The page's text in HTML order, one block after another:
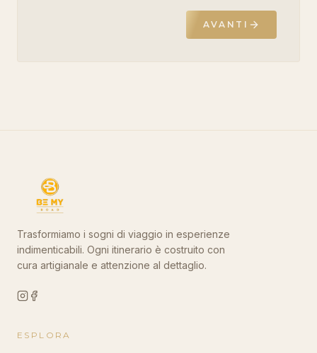
AVANTI
Trasformiamo i sogni di viaggio in esperienze
indimenticabili. Ogni itinerario è costruito con
cura artigianale e attenzione al dettaglio.
ESPLORA